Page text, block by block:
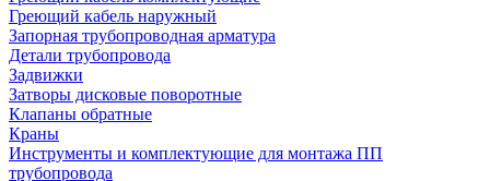
Греющий кабель наружный
Запорная трубопроводная арматура
Детали трубопровода
Задвижки
Затворы дисковые поворотные
Клапаны обратные
Краны
Инструменты и комплектующие для монтажа ПП
трубопровода